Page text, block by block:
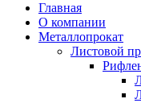
Главная
О компании
Металлопрокат
Листовой